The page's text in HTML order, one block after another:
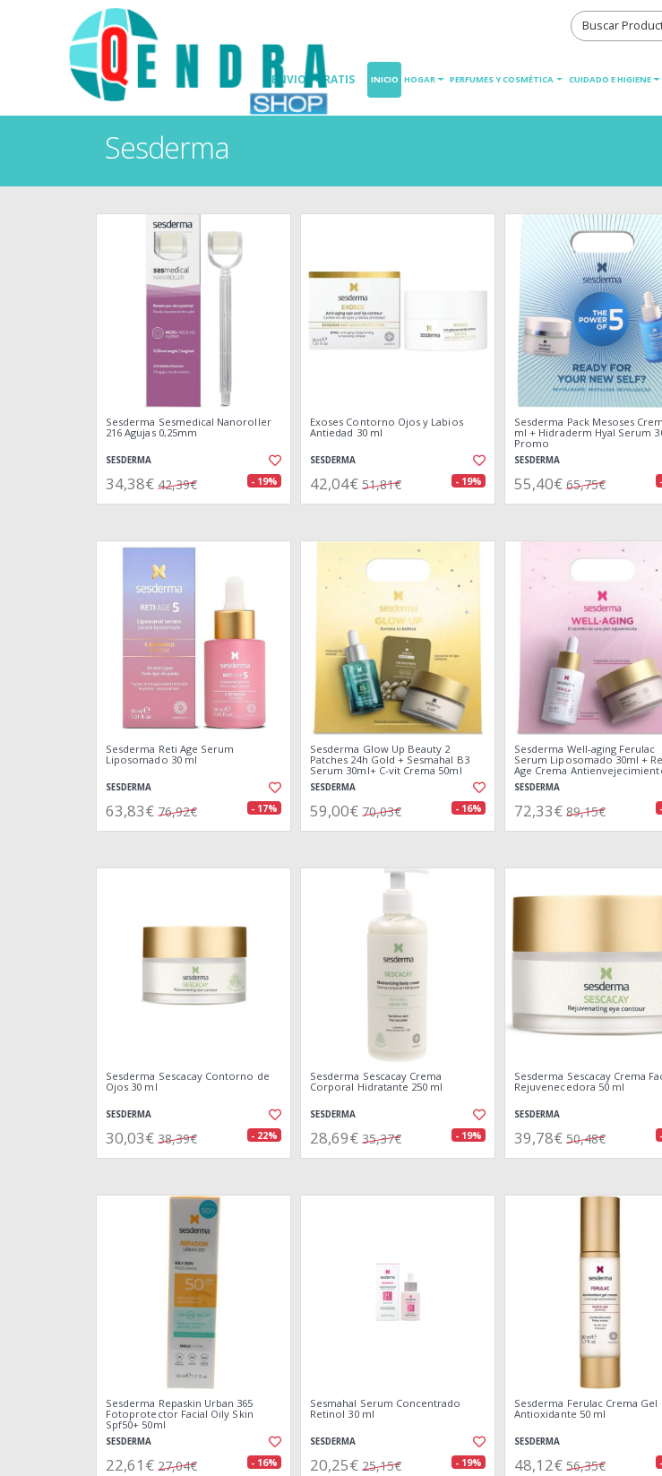
ENVIOS GRATIS INICIO HOGAR PERFUMES Y COSMÉTICA CUIDADO E HIGIENE
Sesderma
Sesderma Sesmedical Nanoroller
216 Agujas 0,25mm
SESDERMA
34,38€ 42,39€ - 19%
Exoses Contorno Ojos y Labios
Antiedad 30 ml
SESDERMA
42,04€ 51,81€ - 19%
Sesderma Pack Mesoses
ml + Hidraderm Hyal Serum
Promo
SESDERMA
55,40€ 65,75€
Sesderma Reti Age Serum
Liposomado 30 ml
SESDERMA
63,83€ 76,92€ - 17%
Sesderma Glow Up Beauty 2
Patches 24h Gold + Sesmahal B3
Serum 30ml+ C-vit Crema 50ml
Promo
SESDERMA
59,00€ 70,03€ - 16%
Sesderma Well-aging Ferulac
Serum Liposomado 30ml +
Age Crema
50ml Promo
SESDERMA
72,33€ 89,15€
Sesderma Sescacay Contorno de
Ojos 30 ml
SESDERMA
30,03€ 38,39€ - 22%
Sesderma Sescacay Crema
Corporal Hidratante 250 ml
SESDERMA
28,69€ 35,37€ - 19%
Sesderma Sescacay Crema
Rejuvenecedora 50 ml
SESDERMA
39,78€ 50,48€
Sesderma Repaskin Urban 365
Fotoprotector Facial Oily Skin
Spf50+ 50ml
SESDERMA
22,61€ 27,04€ - 16%
Sesmahal Serum Concentrado
Retinol 30 ml
SESDERMA
20,25€ 25,15€ - 19%
Sesderma Ferulac Crema Gel
Antioxidante 50 ml
SESDERMA
48,12€ 56,35€